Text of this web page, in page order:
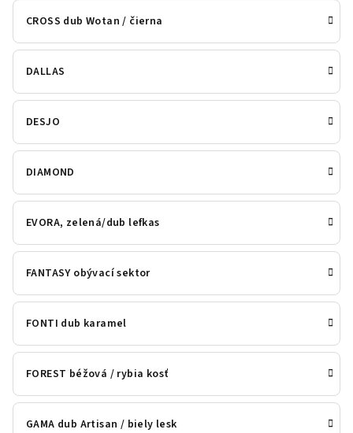
CROSS dub Wotan / čierna
DALLAS
DESJO
DIAMOND
EVORA, zelená/dub lefkas
FANTASY obývací sektor
FONTI dub karamel
FOREST béžová / rybia kosť
GAMA dub Artisan / biely lesk